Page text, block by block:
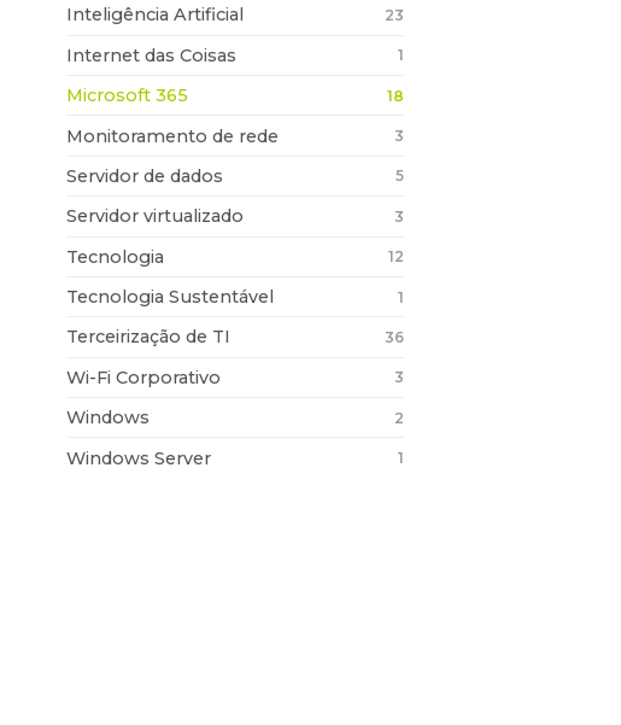
Inteligência Artificial 23
Internet das Coisas 1
Microsoft 365 18
Monitoramento de rede 3
Servidor de dados 5
Servidor virtualizado 3
Tecnologia 12
Tecnologia Sustentável 1
Terceirização de TI 36
Wi-Fi Corporativo 3
Windows 2
Windows Server 1